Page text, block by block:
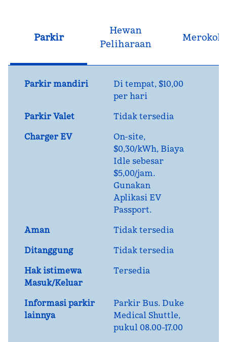
Parkir
Hewan
Peliharaan
Merokok
Parkir mandiri Di tempat, $10,00
per hari
Parkir Valet
Tidak tersedia
Charger EV
On-site,
$0,30/kWh, Biaya
Idle sebesar
$5,00/jam.
Gunakan
Aplikasi EV
Passport.
Aman
Tidak tersedia
Ditanggung
Tidak tersedia
Hak istimewa
Masuk/Keluar
Tersedia
Informasi parkir
lainnya
Parkir Bus. Duke
Medical Shuttle,
pukul 08.00-17.00